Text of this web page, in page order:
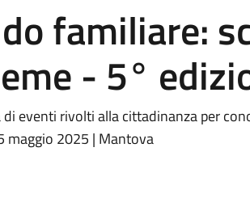
familiare:
- 5°
di eventi rivolti alla cittadinanza per
maggio 2025 | Mantova